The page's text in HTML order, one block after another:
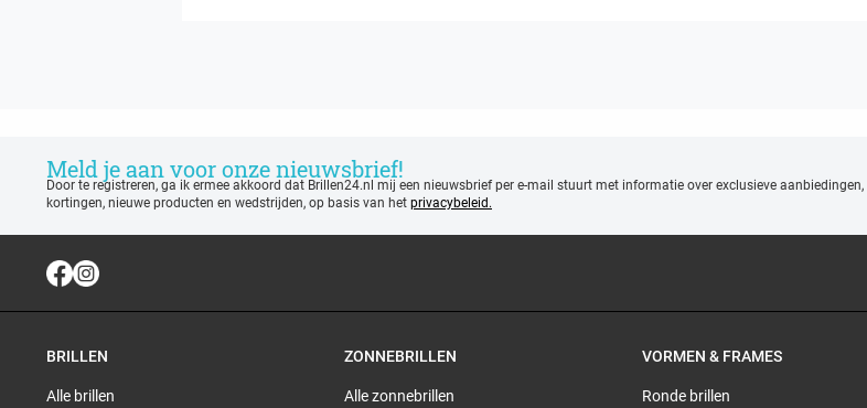
Meld je aan voor onze nieuwsbrief!
Door te registreren, ga ik ermee akkoord dat Brillen24.nl mij een nieuwsbrief per e-mail stuurt met informatie over exclusieve aanbiedingen,
kortingen, nieuwe producten en wedstrijden, op basis van het privacybeleid.
BRILLEN
Alle brillen
ZONNEBRILLEN
Alle zonnebrillen
VORMEN & FRAMES
Ronde brillen